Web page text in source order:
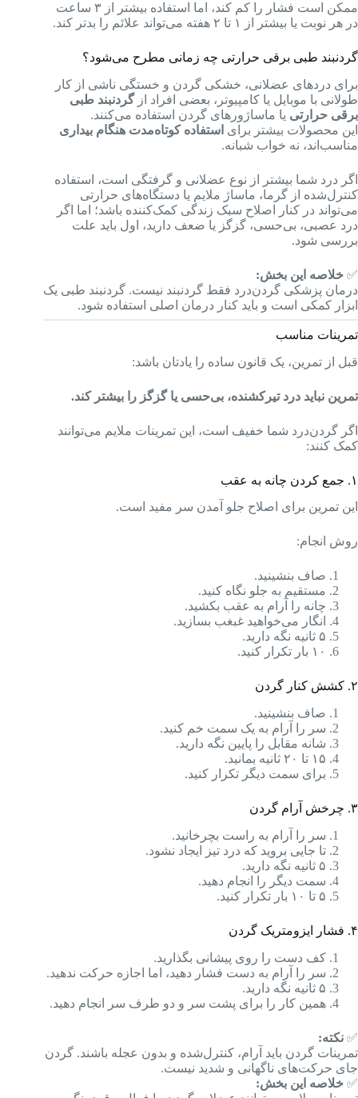
ممکن است فشار را کم کند، اما استفاده بیشتر از ۳ ساعت
در هر نوبت یا بیشتر از ۱ تا ۲ هفته می‌تواند علائم را بدتر کند.
گردنبند طبی برقی حرارتی چه زمانی مطرح می‌شود؟
برای دردهای عضلانی، خشکی گردن و خستگی ناشی از کار
طولانی با موبایل یا کامپیوتر، بعضی افراد ازگردنبند طبی
برقی حرارتی یا ماساژورهای گردن استفاده می‌کنند.
این محصولات بیشتر برای استفاده کوتاه‌مدت هنگام بیداری
مناسب‌اند، نه خواب شبانه.
اگر درد شما بیشتر از نوع عضلانی و گرفتگی است، استفاده
کنترل‌شده از گرما، ماساژ ملایم یا دستگاه‌های حرارتی
می‌تواند در کنار اصلاح سبک زندگی کمک‌کننده باشد؛ اما اگر
درد عصبی، بی‌حسی، گزگز یا ضعف دارید، اول باید علت
بررسی شود.
✅ خلاصه این بخش:
درمان پزشکی گردن‌درد فقط گردنبند نیست. گردنبند طبی یک
ابزار کمکی است و باید کنار درمان اصلی استفاده شود.
تمرینات مناسب
قبل از تمرین، یک قانون ساده را یادتان باشد:
تمرین نباید درد تیرکشنده، بی‌حسی یا گزگز را بیشتر کند.
اگر گردن‌درد شما خفیف است، این تمرینات ملایم می‌توانند
کمک کنند:
۱. جمع کردن چانه به عقب
این تمرین برای اصلاح جلو آمدن سر مفید است.
روش انجام:
صاف بنشینید.
مستقیم به جلو نگاه کنید.
چانه را آرام به عقب بکشید.
انگار می‌خواهید غبغب بسازید.
۵ ثانیه نگه دارید.
۱۰ بار تکرار کنید.
۲. کشش کنار گردن
صاف بنشینید.
سر را آرام به یک سمت خم کنید.
شانه مقابل را پایین نگه دارید.
۱۵ تا ۲۰ ثانیه بمانید.
برای سمت دیگر تکرار کنید.
۳. چرخش آرام گردن
سر را آرام به راست بچرخانید.
تا جایی بروید که درد تیز ایجاد نشود.
۵ ثانیه نگه دارید.
سمت دیگر را انجام دهید.
۵ تا ۱۰ بار تکرار کنید.
۴. فشار ایزومتریک گردن
کف دست را روی پیشانی بگذارید.
سر را آرام به دست فشار دهید، اما اجازه حرکت ندهید.
۵ ثانیه نگه دارید.
همین کار را برای پشت سر و دو طرف سر انجام دهید.
✅ نکته:
تمرینات گردن باید آرام، کنترل‌شده و بدون عجله باشند. گردن
جای حرکت‌های ناگهانی و شدید نیست.
✅ خلاصه این بخش: